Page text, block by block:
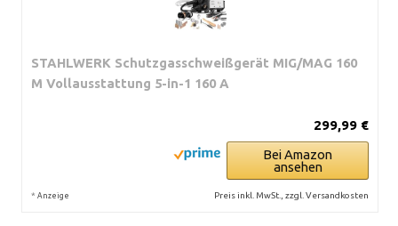
STAHLWERK Schutzgasschweißgerät MIG/MAG 160
M Vollausstattung 5-in-1 160 A
299,99 €
Bei Amazon
ansehen
* Anzeige Preis inkl. MwSt., zzgl. Versandkosten